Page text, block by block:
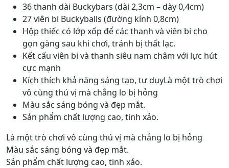
36 thanh dài Buckybars (dài 2,3cm – dày 0,4cm)
27 viên bi Buckyballs (đường kính 0,8cm)
Hộp thiếc có lớp xốp để các thanh và viên bi cho
gọn gàng sau khi chơi, tránh bị thất lạc.
Kết cấu viên bi và thanh siêu nam châm với lực hút
cực mạnh
Kích thích khả năng sáng tạo, tư duyLà một trò chơi
vô cùng thú vị mà chẳng lo bị hỏng
Màu sắc sáng bóng và đẹp mắt.
Sản phẩm chất lượng cao, tinh xảo.
Là một trò chơi vô cùng thú vị mà chẳng lo bị hỏng
Màu sắc sáng bóng và đẹp mắt.
Sản phẩm chất lượng cao, tinh xảo.